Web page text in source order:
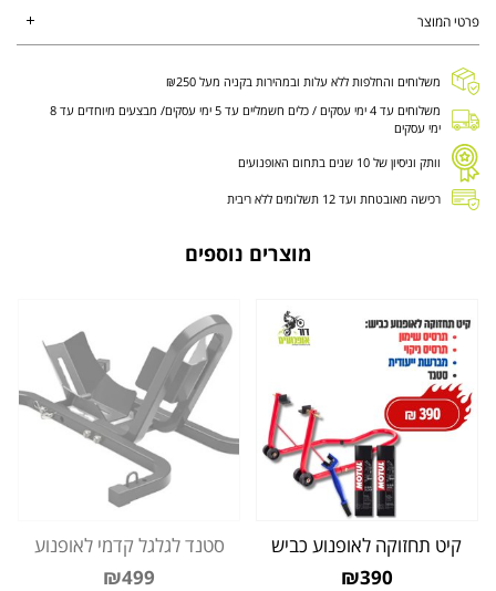
פרטי המוצר
משלוחים והחלפות ללא עלות ובמהירות בקניה מעל ₪250
משלוחים עד 4 ימי עסקים / כלים חשמליים עד 5 ימי עסקים/ מבצעים מיוחדים עד 8
ימי עסקים
וותק וניסיון של 10 שנים בתחום האופנועים
רכישה מאובטחת ועד 12 תשלומים ללא ריבית
מוצרים נוספים
קיט תחזוקה לאופנוע כביש
₪390
סטנד לגלגל קדמי לאופנוע
₪499